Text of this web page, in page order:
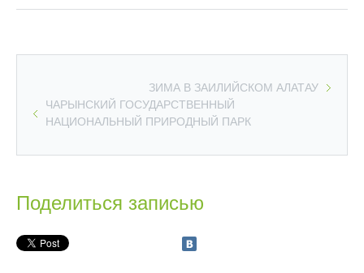
ЗИМА В ЗАИЛИЙСКОМ АЛАТАУ
ЧАРЫНСКИЙ ГОСУДАРСТВЕННЫЙ
НАЦИОНАЛЬНЫЙ ПРИРОДНЫЙ ПАРК
Поделиться записью